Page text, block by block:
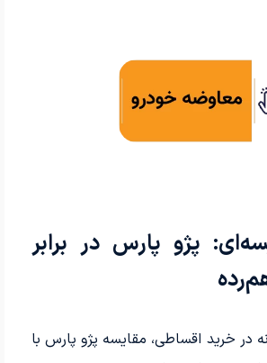
پژو پارس در برابر
در خرید اقساطی، مقایسه پژو پارس با